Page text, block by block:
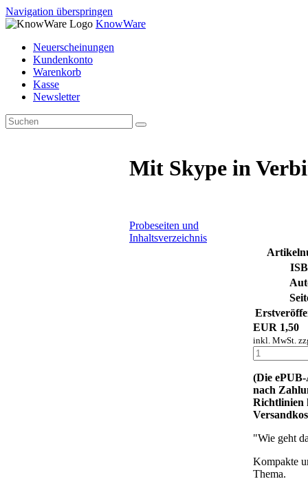
Navigation überspringen
KnowWare
Neuerscheinungen
Kundenkonto
Warenkorb
Kasse
Newsletter
Mit Skype in
Probeseiten und
Inhaltsverzeichnis
EUR 1,50
inkl. MwSt.
(Die
nach
Richtlinien
"Wie geht
Kompakte
Thema.